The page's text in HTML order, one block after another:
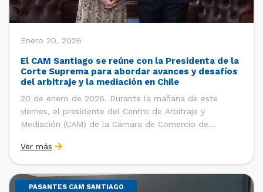
Enero 20, 2026
El CAM Santiago se reúne con la Presidenta de la
Corte Suprema para abordar avances y desafíos
del arbitraje y la mediación en Chile
20 de enero de 2026. Durante la mañana de este
viernes, el presidente del Centro de Arbitraje y
Mediación (CAM) de la Cámara de Comercio de
del CAM Santiago, Ximena Vial; y el gerente general de
la CCS, Carlos Soublette, sostuvieron un encuentro […]
Ver más
PASANTES CAM SANTIAGO